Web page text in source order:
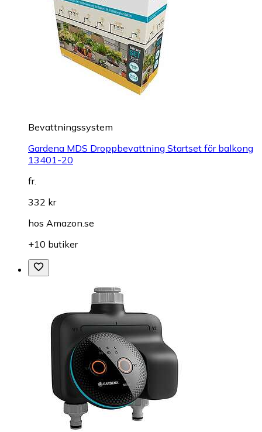
Bevattningssystem
Gardena MDS Droppbevattning Startset för balkong
13401-20
fr.
332 kr
hos Amazon.se
+10 butiker